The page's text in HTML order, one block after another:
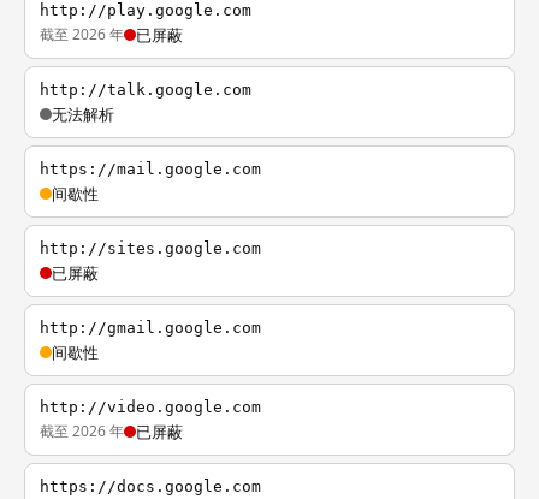
http://play.google.com
截至 2026 年 已屏蔽
http://talk.google.com
无法解析
https://mail.google.com
间歇性
http://sites.google.com
已屏蔽
http://gmail.google.com
间歇性
http://video.google.com
截至 2026 年 已屏蔽
https://docs.google.com